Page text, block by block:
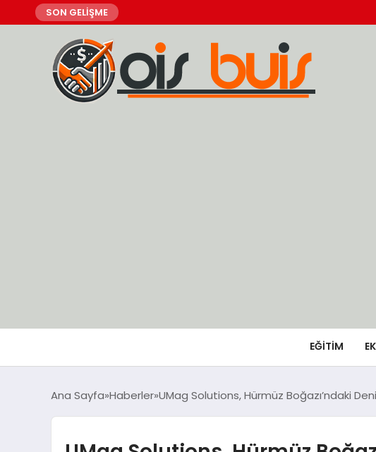
SON GELİŞME
EĞİTİM
Ana Sayfa Haberler UMag Solutions, Hürmüz Boğazı’ndaki